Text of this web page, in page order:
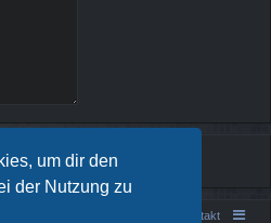
um dir den
der Nutzung zu
Kontakt